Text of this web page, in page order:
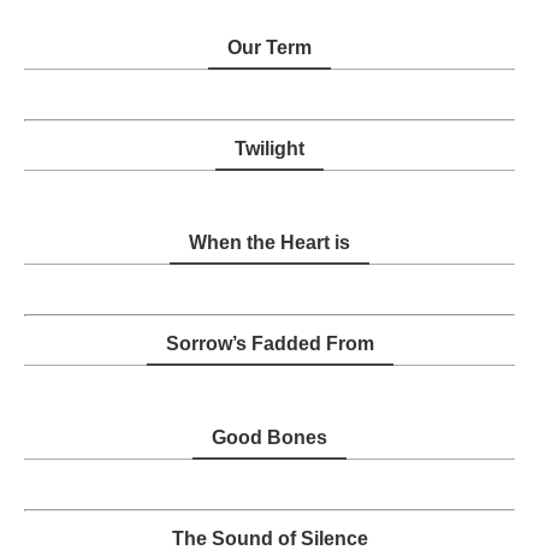
Our Term
Twilight
When the Heart is
Sorrow’s Fadded From
Good Bones
The Sound of Silence